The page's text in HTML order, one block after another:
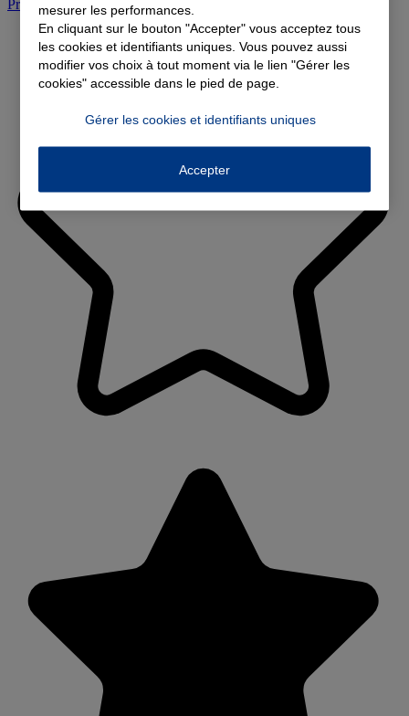
Prendre rendez-vous à l'agence
mesurer les performances.
En cliquant sur le bouton "Accepter" vous acceptez tous
les cookies et identifiants uniques. Vous pouvez aussi
modifier vos choix à tout moment via le lien "Gérer les
cookies" accessible dans le pied de page.
Gérer les cookies et identifiants uniques
Accepter